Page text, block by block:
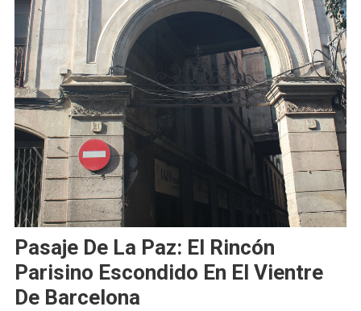
Pasaje De La Paz: El Rincón
Parisino Escondido En El Vientre
De Barcelona